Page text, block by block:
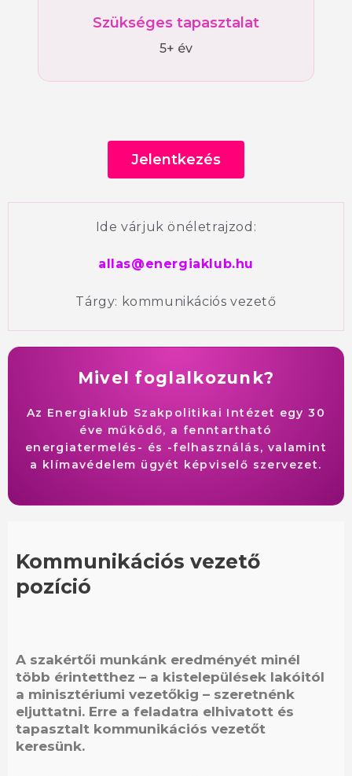
Szükséges tapasztalat
5+ év
Jelentkezés
Ide várjuk önéletrajzod:
allas@energiaklub.hu
Tárgy: kommunikációs vezető
Mivel foglalkozunk?
Az Energiaklub Szakpolitikai Intézet egy 30
éve működő, a fenntartható
energiatermelés- és -felhasználás, valamint
a klímavédelem ügyét képviselő szervezet.
Kommunikációs vezető
pozíció
A szakértői munkánk eredményét minél
több érintetthez – a kistelepülések lakóitól
a minisztériumi vezetőkig – szeretnénk
eljuttatni. Erre a feladatra elhivatott és
tapasztalt kommunikációs vezetőt
keresünk.